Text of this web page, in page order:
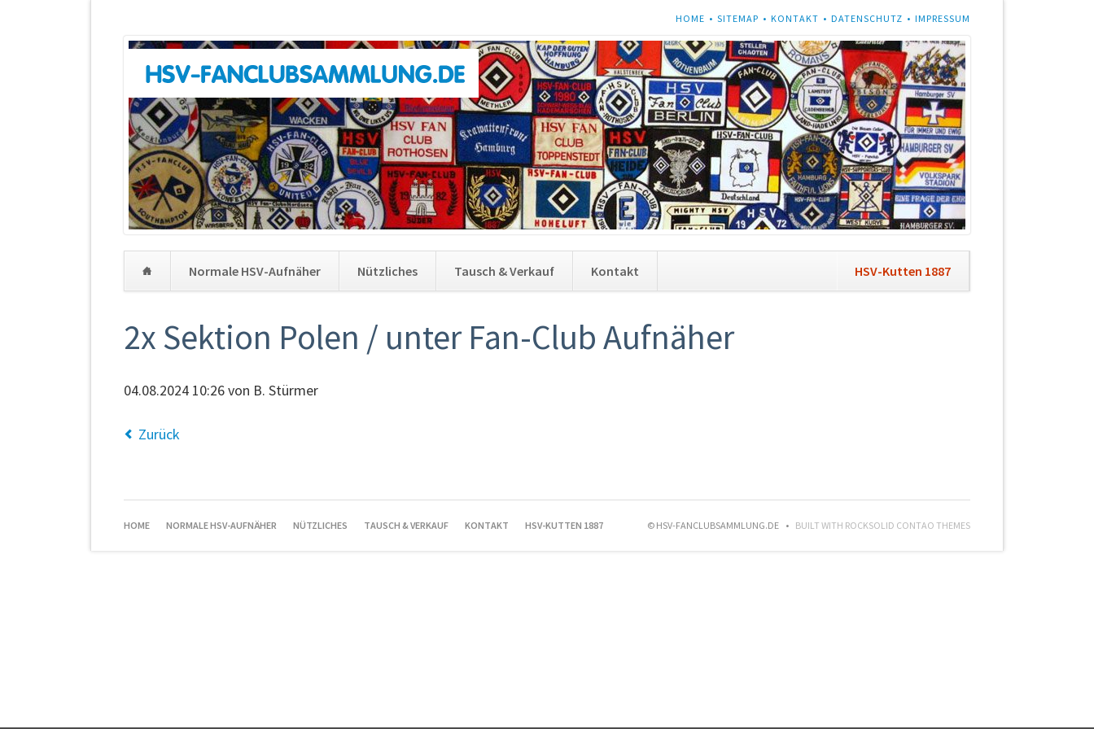
NAVIGATION
HOME SITEMAP KONTAKT DATENSCHUTZ IMPRESSUM
überspringen
Normale HSV-Aufnäher Nützliches Tausch & Verkauf Kontakt HSV-Kutten 1887
überspringen
2x Sektion Polen / unter Fan-Club Aufnäher
04.08.2024 10:26von B. Stürmer
Zurück
NAVIGATION
HOME NORMALE HSV-AUFNÄHER NÜTZLICHES TAUSCH & VERKAUF KONTAKT HSV-KUTTEN 1887 © HSV-FANCLUBSAMMLUNG.DE BUILT WITH ROCKSOLID CONTAO THEMES